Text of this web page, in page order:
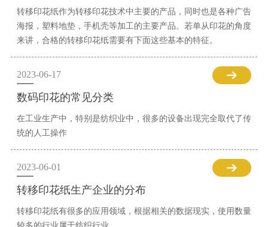
转移印花纸作为转移印花技术中主要的产品，同时也是各种广告
海报，塑料地垫，手机壳等加工的主要产品。若单从印花的角度
来讲，合格的转移印花纸需要有下面这些基本的特征。
2023-06-17
数码印花的常见分类
在工业生产中，特别是纺织业中，很多的设备出现完全取代了传
统的人工操作
2023-06-01
转移印花纸生产企业的分布
转移印花纸有很多的应用领域，根据相关的数据现实，使用数量